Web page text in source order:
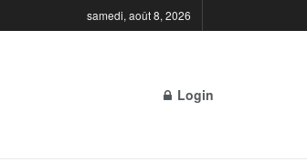
samedi, août 8, 2026
Login